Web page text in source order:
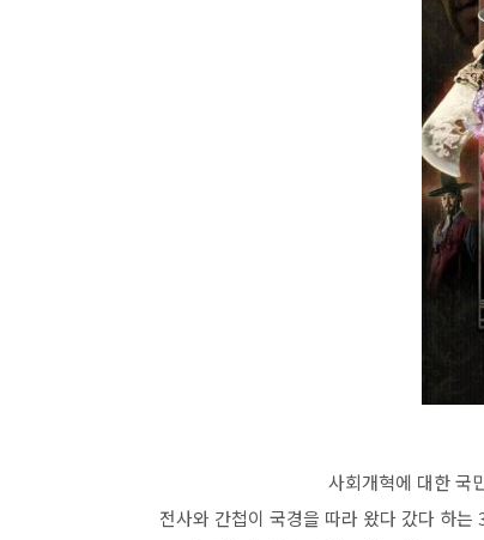
사회개혁에 대한 국
전사와 간첩이 국경을 따라 왔다 갔다 하